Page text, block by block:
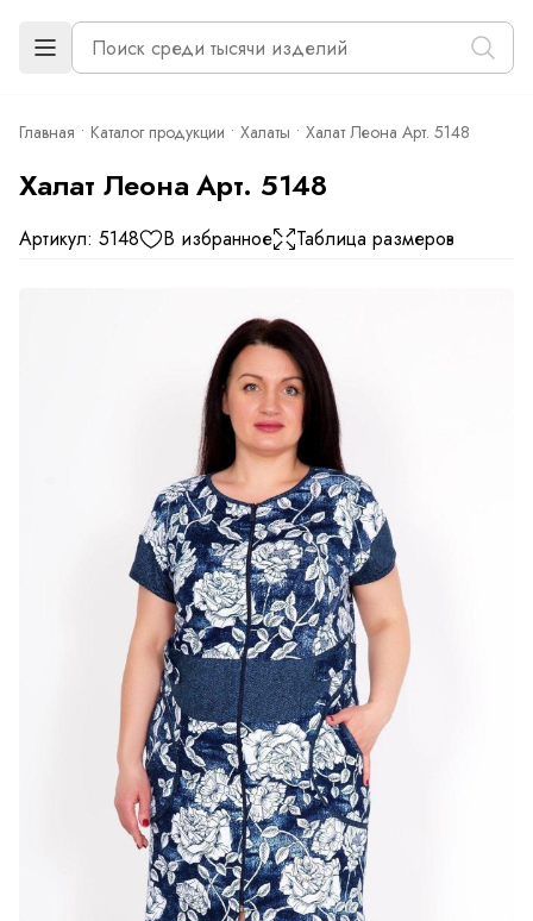
Главная Каталог продукции Халаты Халат Леона Арт. 5148
Халат Леона Арт. 5148
Артикул: 5148 В избранное Таблица размеров